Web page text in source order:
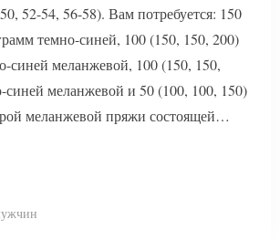
52-54, 56-58). Вам потребуется: 150
темно-синей, 100 (150, 150, 200)
синей меланжевой, 100 (150, 150,
синей меланжевой и 50 (100, 100, 150)
меланжевой пряжи состоящей…